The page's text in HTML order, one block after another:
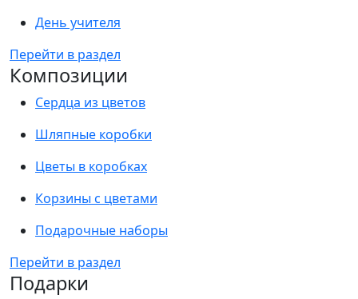
День учителя
Перейти в раздел
Композиции
Сердца из цветов
Шляпные коробки
Цветы в коробках
Корзины с цветами
Подарочные наборы
Перейти в раздел
Подарки